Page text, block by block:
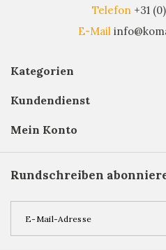
Telefon +31
E-Mail
Kategorien
Kundendienst
Mein Konto
Rundschreiben